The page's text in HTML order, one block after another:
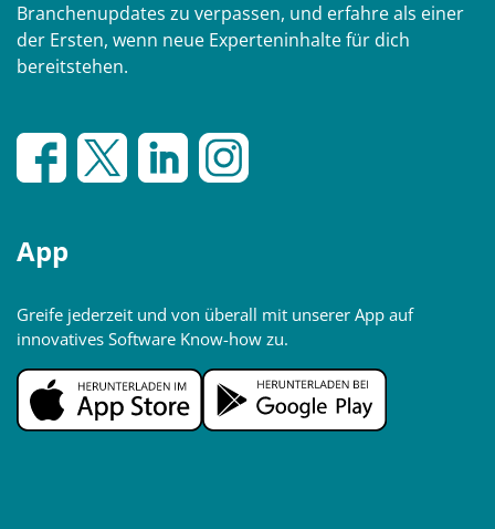
Branchenupdates zu verpassen, und erfahre als einer
der Ersten, wenn neue Experteninhalte für dich
bereitstehen.
App
Greife jederzeit und von überall mit unserer App auf
innovatives Software Know-how zu.